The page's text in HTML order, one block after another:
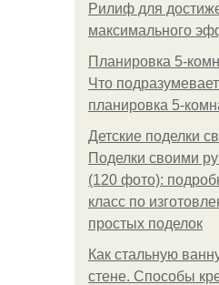
Рилиф для
максимального
Планировка 5-
Что
планировка 5-
Детские поделки
Поделки своими
(120 фото):
класс по
простых поделок
Как стальную
стене. Способы